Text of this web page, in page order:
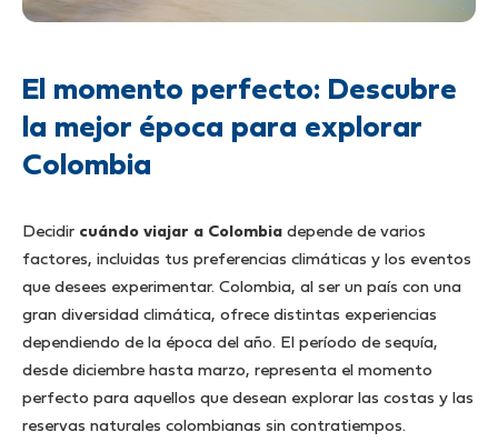
El momento perfecto: Descubre
la mejor época para explorar
Colombia
Decidir cuándo viajar a Colombia depende de varios
factores, incluidas tus preferencias climáticas y los eventos
que desees experimentar. Colombia, al ser un país con una
gran diversidad climática, ofrece distintas experiencias
dependiendo de la época del año. El período de sequía,
desde diciembre hasta marzo, representa el momento
perfecto para aquellos que desean explorar las costas y las
reservas naturales colombianas sin contratiempos.